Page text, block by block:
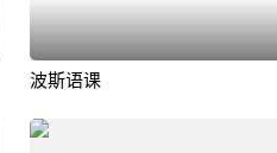
波斯语课